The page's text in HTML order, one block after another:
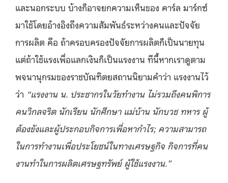
และนอกระบบ บ้างก็อาจยกความเห็นของ คาร์ล มาร์กซ์
มาใช้โดยอ้างอิงถึงความสัมพันธ์ระหว่างคนและปัจจัย
การผลิต คือ ถ้าครอบครองปัจจัยการผลิตก็เป็นนายทุน
แต่ถ้าใช้แรงเพื่อแลกเงินก็เป็นแรงงาน ทีนี้หากเราดูตาม
พจนานุกรมของราชบัณฑิตยสถานนิยามคำว่า แรงงานไว้
ว่า “แรงงาน น. ประชากรในวัยทำงาน ไม่รวมถึงคนพิการ
คนวิกลจริต นักเรียน นักศึกษา แม่บ้าน นักบวช ทหาร ผู้
ต้องขังและผู้ประกอบกิจการเพื่อหากำไร; ความสามารถ
ในการทำงานเพื่อประโยชน์ในทางเศรษฐกิจ กิจการที่คน
งานทำในการผลิตเศรษฐทรัพย์ ผู้ใช้แรงงาน.”